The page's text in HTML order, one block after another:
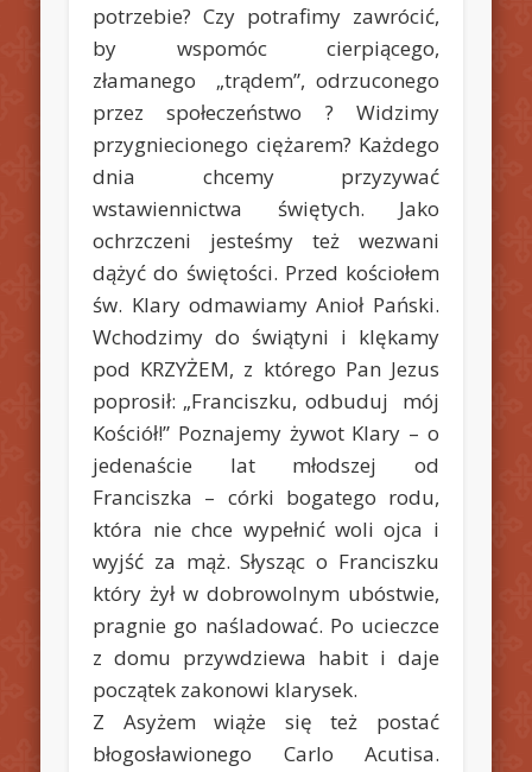
potrzebie? Czy potrafimy zawrócić,
by wspomóc cierpiącego,
złamanego „trądem”, odrzuconego
przez społeczeństwo ? Widzimy
przygniecionego ciężarem? Każdego
dnia chcemy przyzywać
wstawiennictwa świętych. Jako
ochrzczeni jesteśmy też wezwani
dążyć do świętości. Przed kościołem
św. Klary odmawiamy Anioł Pański.
Wchodzimy do świątyni i klękamy
pod KRZYŻEM, z którego Pan Jezus
poprosił: „Franciszku, odbuduj mój
Kościół!” Poznajemy żywot Klary – o
jedenaście lat młodszej od
Franciszka – córki bogatego rodu,
która nie chce wypełnić woli ojca i
wyjść za mąż. Słysząc o Franciszku
który żył w dobrowolnym ubóstwie,
pragnie go naśladować. Po ucieczce
z domu przywdziewa habit i daje
początek zakonowi klarysek.
Z Asyżem wiąże się też postać
błogosławionego Carlo Acutisa.